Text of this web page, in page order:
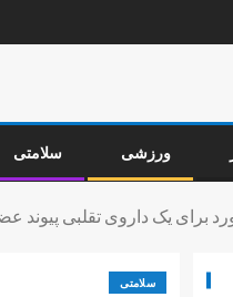
ورزشی سلامتی
برای یک داروی تقلبی پیوند
سلامتی